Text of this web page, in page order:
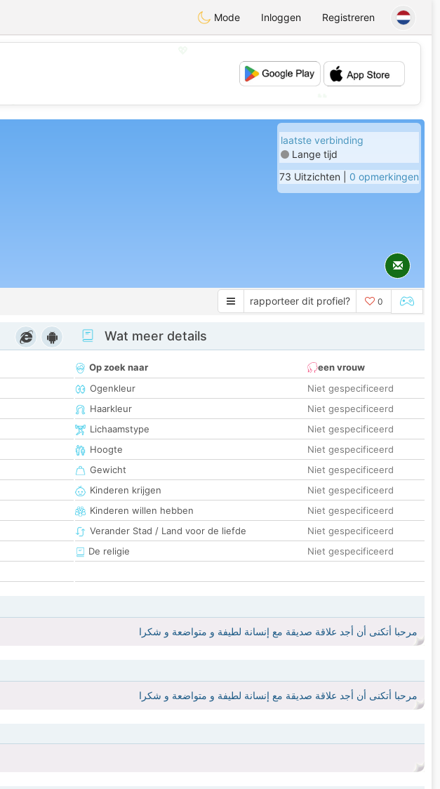
Mode Inloggen Registreren
💕
💕
laatste verbinding
Lange tijd
73 Uitzichten | 0 opmerkingen
rapporteer dit profiel? 0
Wat meer details
Op zoek naar
een vrouw
Ogenkleur
Niet gespecificeerd
Haarkleur
Niet gespecificeerd
Lichaamstype
Niet gespecificeerd
Hoogte
Niet gespecificeerd
Gewicht
Niet gespecificeerd
Kinderen krijgen
Niet gespecificeerd
Kinderen willen hebben
Niet gespecificeerd
Verander Stad / Land voor de liefde
Niet gespecificeerd
De religie
Niet gespecificeerd
مرحبا أتكنى أن أجد علاقة صديقة مع إنسانة لطيفة و متواضعة و شكرا
مرحبا أتكنى أن أجد علاقة صديقة مع إنسانة لطيفة و متواضعة و شكرا